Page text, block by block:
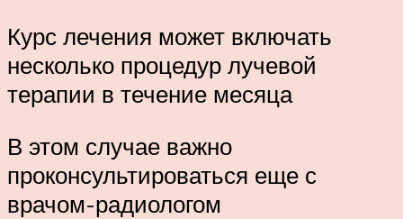
Курс лечения может включать
несколько процедур лучевой
терапии в течение месяца
В этом случае важно
проконсультироваться еще с
врачом-радиологом